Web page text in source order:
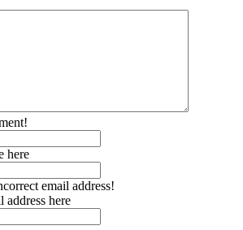
here
email address!
address here